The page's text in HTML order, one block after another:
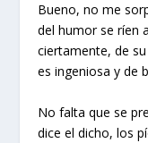
Bueno, no me
del humor se ríen
ciertamente, de
es ingeniosa y de
No falta que se
dice el dicho, los